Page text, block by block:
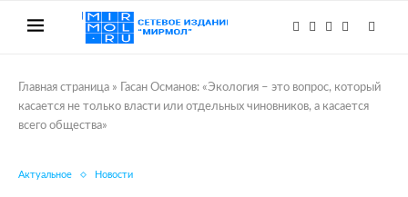
Главная страница »
Гасан Османов: «Экология – это вопрос, который
касается не только власти или отдельных чиновников, а касается
всего общества»
Актуальное Новости